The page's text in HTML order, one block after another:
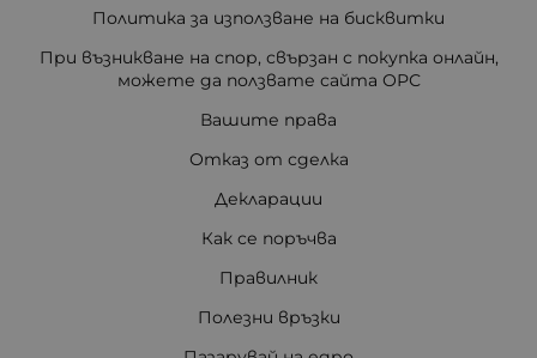
Политика за използване на бисквитки
При възникване на спор, свързан с покупка онлайн,
можете да ползвате сайта ОРС
Вашите права
Отказ от сделка
Декларации
Как се поръчва
Правилник
Полезни връзки